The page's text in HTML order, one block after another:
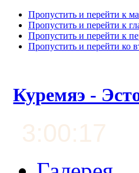
Пропустить и перейти к
Пропустить и перейти к
Пропустить и перейти к
Пропустить и перейти ко
Куремяэ -
3:00:18